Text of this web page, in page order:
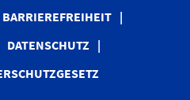
BARRIEREFREIHEIT
DATENSCHUTZ